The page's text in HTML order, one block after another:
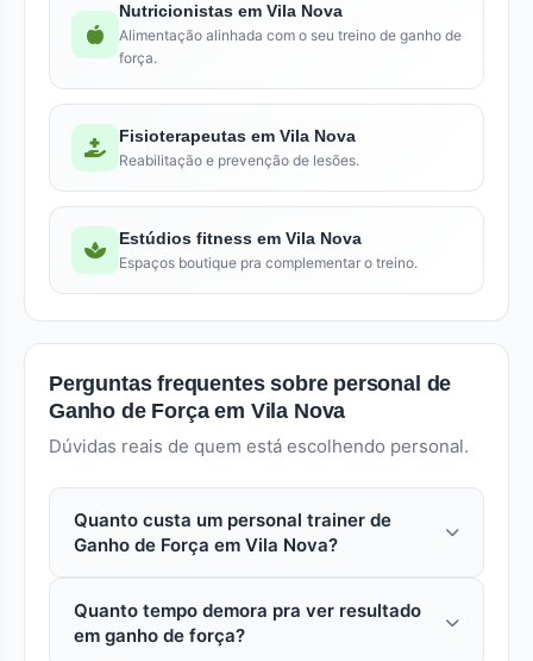
Nutricionistas em Vila Nova
Alimentação alinhada com o seu treino de ganho de
força.
Fisioterapeutas em Vila Nova
Reabilitação e prevenção de lesões.
Estúdios fitness em Vila Nova
Espaços boutique pra complementar o treino.
Perguntas frequentes sobre personal de
Ganho de Força em Vila Nova
Dúvidas reais de quem está escolhendo personal.
Quanto custa um personal trainer de
Ganho de Força em Vila Nova?
personal especializado em ganho de força custa
entre R$ 80 a R$ 250. Pacotes mensais reduzem
Quanto tempo demora pra ver resultado
em ganho de força?